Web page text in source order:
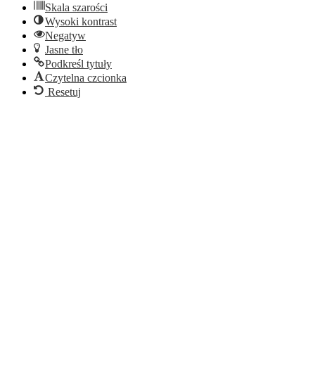
Skala szarości
Wysoki kontrast
Negatyw
Jasne tło
Podkreśl tytuły
Czytelna czcionka
Resetuj